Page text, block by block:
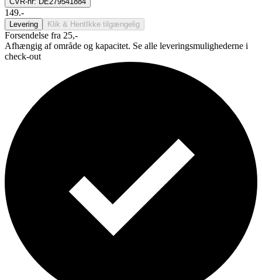
149.-
Levering Klik & Hent Ikke tilgængelig
Forsendelse fra 25,-
Afhængig af område og kapacitet. Se alle leveringsmulighederne i
check-out